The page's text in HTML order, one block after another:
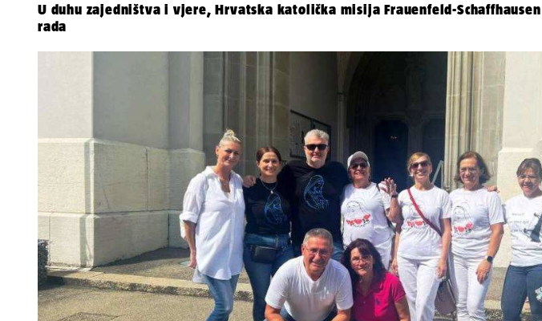
U duhu zajedništva i vjere, Hrvatska katolička misija Frauenfeld-
rada